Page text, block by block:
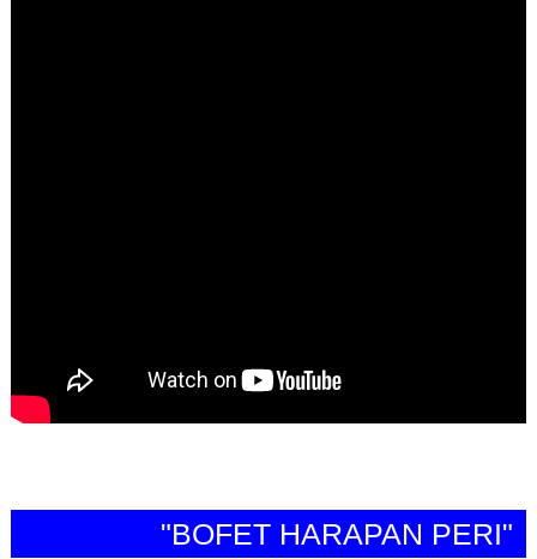
"BOFET HARAPAN PERI"